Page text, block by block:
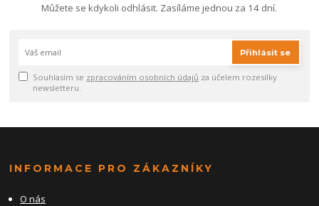
Můžete se kdykoli odhlásit. Zasíláme jednou za 14 dní.
Přihlásit se
Souhlasím se zpracováním osobních údajů za účelem rozesílky
newsletteru.
INFORMACE PRO ZÁKAZNÍKY
O nás